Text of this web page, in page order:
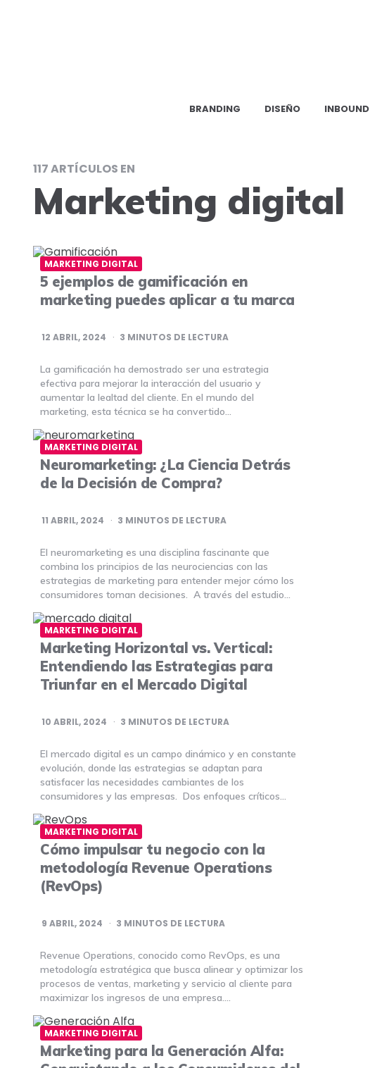
BRANDING DISEÑO INBOUND
117 ARTÍCULOS EN
Marketing digital
MARKETING DIGITAL
5 ejemplos de gamificación en
marketing puedes aplicar a tu marca
12 ABRIL, 2024 3 MINUTOS DE LECTURA
La gamificación ha demostrado ser una estrategia
efectiva para mejorar la interacción del usuario y
aumentar la lealtad del cliente. En el mundo del
marketing, esta técnica se ha convertido…
MARKETING DIGITAL
Neuromarketing: ¿La Ciencia Detrás
de la Decisión de Compra?
11 ABRIL, 2024 3 MINUTOS DE LECTURA
El neuromarketing es una disciplina fascinante que
combina los principios de las neurociencias con las
estrategias de marketing para entender mejor cómo los
consumidores toman decisiones. A través del estudio…
MARKETING DIGITAL
Marketing Horizontal vs. Vertical:
Entendiendo las Estrategias para
Triunfar en el Mercado Digital
10 ABRIL, 2024 3 MINUTOS DE LECTURA
El mercado digital es un campo dinámico y en constante
evolución, donde las estrategias se adaptan para
satisfacer las necesidades cambiantes de los
consumidores y las empresas. Dos enfoques críticos…
MARKETING DIGITAL
Cómo impulsar tu negocio con la
metodología Revenue Operations
(RevOps)
9 ABRIL, 2024 3 MINUTOS DE LECTURA
Revenue Operations, conocido como RevOps, es una
metodología estratégica que busca alinear y optimizar los
procesos de ventas, marketing y servicio al cliente para
maximizar los ingresos de una empresa….
MARKETING DIGITAL
Marketing para la Generación Alfa: